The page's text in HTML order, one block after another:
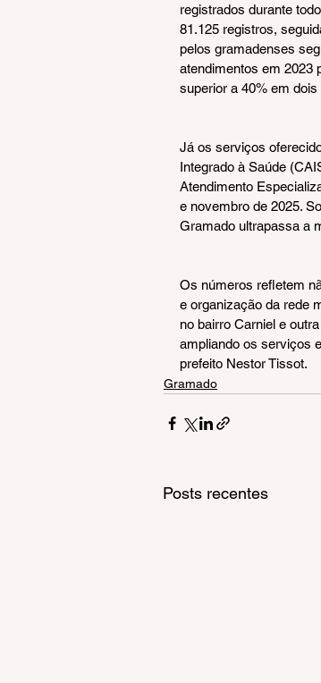
registrados durante
81.125 registros,
pelos gramadenses
atendimentos em 2023
superior a 40% em dois
Já os serviços
Integrado à Saúde
Atendimento
e novembro de 2025.
Gramado ultrapassa a
Os números refletem
e organização da rede
no bairro Carniel e
ampliando os serviços
prefeito Nestor Tissot.
Gramado
Posts recentes